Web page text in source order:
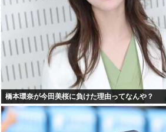
橋本環奈が今田美桜に負けた理由ってなんや？